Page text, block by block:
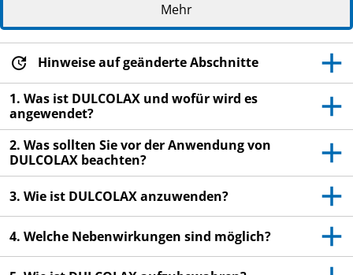
Wenden Sie dieses Arzneimittel immer genau wie in
dieser Packungsbeilage beschrieben bzw. genau nach
Anweisung Ihres Arztes oder Apothekers an.
Heben Sie die Packungsbeilage auf. Vielleicht
möchten Sie diese später nochmals lesen.
Fragen Sie Ihren Apotheker, wenn Sie weitere
Informationen oder einen Rat benötigen.
Wenn Sie Nebenwirkungen bemerken, wenden Sie
sich an Ihren Arzt oder Apotheker. Dies gilt auch
für Nebenwirkungen, die nicht in dieser
Packungsbeilage angegeben sind. Siehe Abschnitt
4.
Mehr
Hinweise auf geänderte Abschnitte
1. Was ist DULCOLAX und wofür wird es
angewendet?
2. Was sollten Sie vor der Anwendung von
DULCOLAX beachten?
3. Wie ist DULCOLAX anzuwenden?
4. Welche Nebenwirkungen sind möglich?